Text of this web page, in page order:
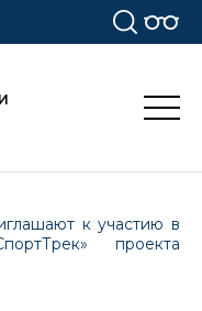
к участию в
проекта